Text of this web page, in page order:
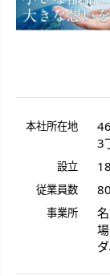
本社所在地
3
設立
従業員数
事業所